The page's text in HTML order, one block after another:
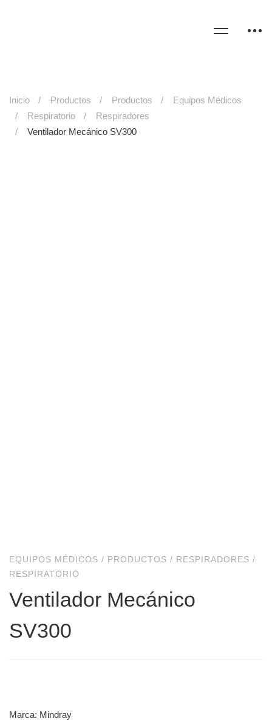
Inicio Productos Productos
Equipos Médicos
Respiratorio
Respiradores
Ventilador Mecánico SV300
EQUIPOS MÉDICOS / PRODUCTOS / RESPIRADORES /
RESPIRATORIO
Ventilador Mecánico
SV300
Marca: Mindray